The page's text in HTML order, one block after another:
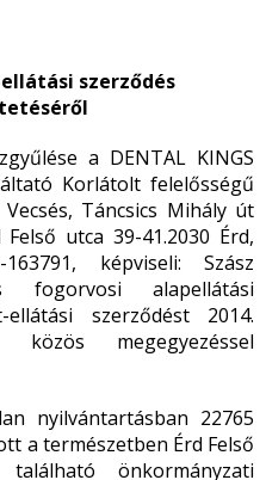
szerződés
a DENTAL KINGS
Korlátolt felelősségű
Táncsics Mihály út
utca 39-41.2030 Érd,
163791, képviseli: Szász
fogorvosi alapellátási
szerződést 2014.
megegyezéssel
nyilvántartásban 22765
a természetben Érd Felső
önkormányzati